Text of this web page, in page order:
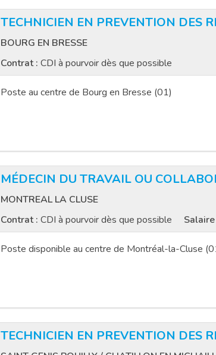
TECHNICIEN EN PREVENTION DES
BOURG EN BRESSE
Contrat : CDI à pourvoir dès que possible
Poste au centre de Bourg en Bresse (01)
MÉDECIN DU TRAVAIL OU
MONTREAL LA CLUSE
Contrat : CDI à pourvoir dès que possible Salaire
Poste disponible au centre de Montréal-la-Cluse
TECHNICIEN EN PREVENTION DES